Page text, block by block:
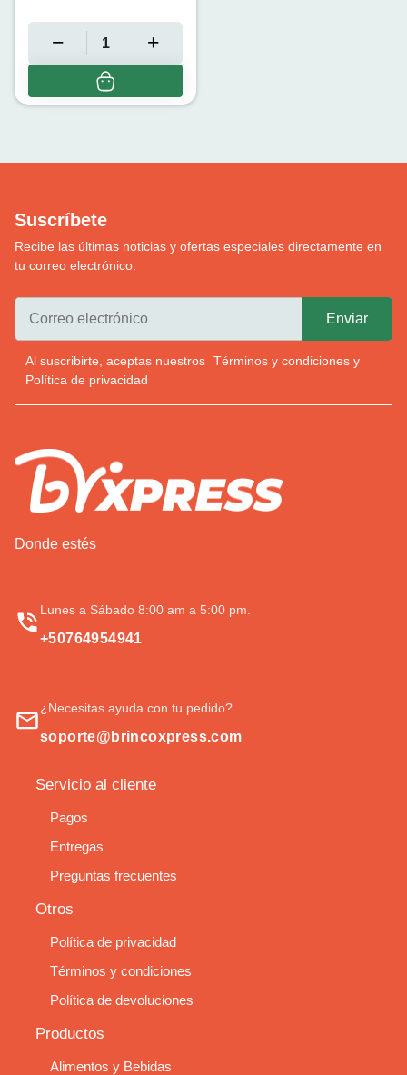
Suscríbete
Recibe las últimas noticias y ofertas especiales directamente en
tu correo electrónico.
Al suscribirte, aceptas nuestros Términos y condiciones y
Política de privacidad
Donde estés
Lunes a Sábado 8:00 am a 5:00 pm.
+50764954941
¿Necesitas ayuda con tu pedido?
soporte@brincoxpress.com
Servicio al cliente
Pagos
Entregas
Preguntas frecuentes
Otros
Política de privacidad
Términos y condiciones
Política de devoluciones
Productos
Alimentos y Bebidas